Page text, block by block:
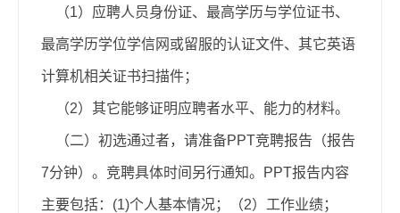
（1）应聘人员身份证、最高学历与学位证书、
最高学历学位学信网或留服的认证文件、其它英语
计算机相关证书扫描件；
（2）其它能够证明应聘者水平、能力的材料。
（二）初选通过者，请准备PPT竞聘报告（报告
7分钟）。竞聘具体时间另行通知。 PPT报告内容
主要包括： (1)个人基本情况；（2）工作业绩；